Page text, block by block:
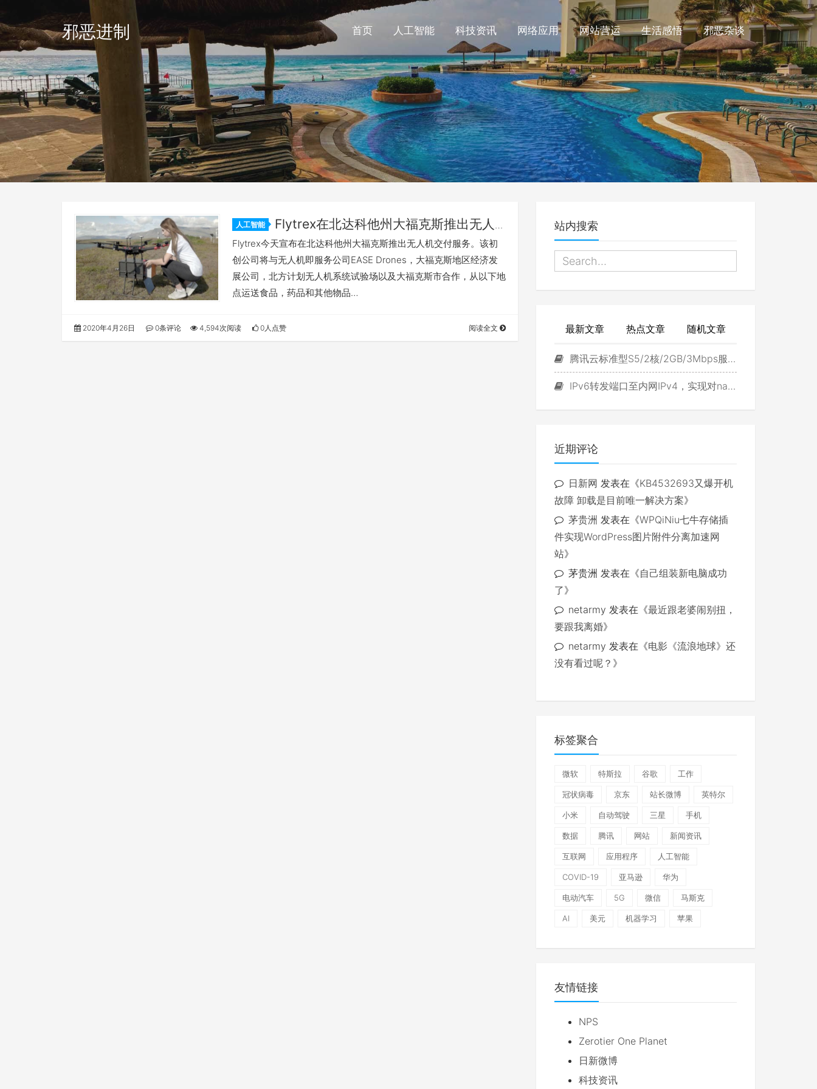
邪恶进制 首页 人工智能 科技资讯 网络应用 网站营运 生活感悟 邪恶杂谈
人工智能
Flytrex在北达科他州大福克斯推出无人
机交付服务
Flytrex今天宣布在北达科他州大福克斯推出无人机交付服务。该初
创公司将与无人机即服务公司EASE Drones，大福克斯地区经济发
展公司，北方计划无人机系统试验场以及大福克斯市合作，从以下地
点运送食品，药品和其他物品…
2020年4月26日 0条评论 4,594次阅读 0人点赞 阅读全文
站内搜索
最新文章 热点文章 随机文章
腾讯云标准型S5/2核/2GB/3Mbps服务器试用
IPv6转发端口至内网IPv4，实现对navidrome直接访问
近期评论
日新网 发表在《KB4532693又爆开机
故障 卸载是目前唯一解决方案》
茅贵洲 发表在《WPQiNiu七牛存储插
件实现WordPress图片附件分离加速网
站》
茅贵洲 发表在《自己组装新电脑成功
了》
netarmy 发表在《最近跟老婆闹别扭，
要跟我离婚》
netarmy 发表在《电影《流浪地球》还
没有看过呢？ 》
标签聚合
微软 特斯拉 谷歌 工作
冠状病毒 京东 站长微博 英特尔
小米 自动驾驶 三星 手机
数据 腾讯 网站 新闻资讯
互联网 应用程序 人工智能
COVID-19 亚马逊 华为
电动汽车 5G 微信 马斯克
AI 美元 机器学习 苹果
友情链接
NPS
Zerotier One Planet
日新微博
科技资讯